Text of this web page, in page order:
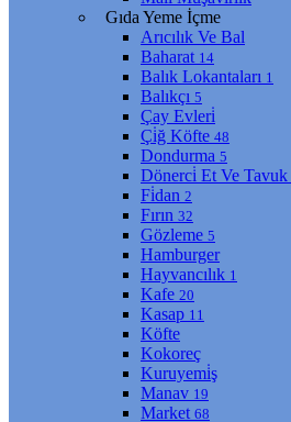
Gıda Yeme İçme
Arıcılık Ve Bal
Baharat 14
Balık Lokantaları 1
Balıkçı 5
Çay Evleri̇
Çi̇ğ Köfte 48
Dondurma 5
Dönerci̇ Et Ve Tavuk
Fi̇dan 2
Fırın 32
Gözleme 5
Hamburger
Hayvancılık 1
Kafe 20
Kasap 11
Köfte
Kokoreç
Kuruyemi̇ş
Manav 19
Market 68